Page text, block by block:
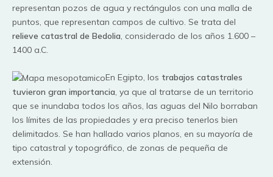
representan pozos de agua y rectángulos con una malla de
puntos, que representan campos de cultivo. Se trata del
relieve catastral de Bedolia , considerado de los años 1.600 –
1400 a.C.
En Egipto, los trabajos catastrales
tuvieron gran importancia, ya que al tratarse de un territorio
que se inundaba todos los años, las aguas del Nilo borraban
los límites de las propiedades y era preciso tenerlos bien
delimitados. Se han hallado varios planos, en su mayoría de
tipo catastral y topográfico, de zonas de pequeña de
extensión.